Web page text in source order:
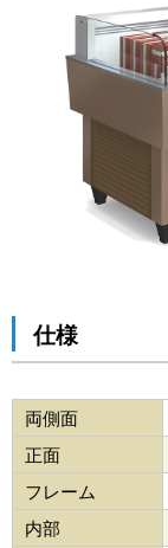
仕様
両側面
正面
フレーム
内部